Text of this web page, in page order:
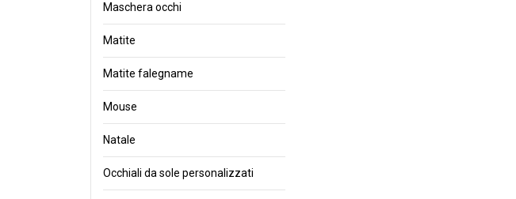
Maschera occhi
Matite
Matite falegname
Mouse
Natale
Occhiali da sole personalizzati